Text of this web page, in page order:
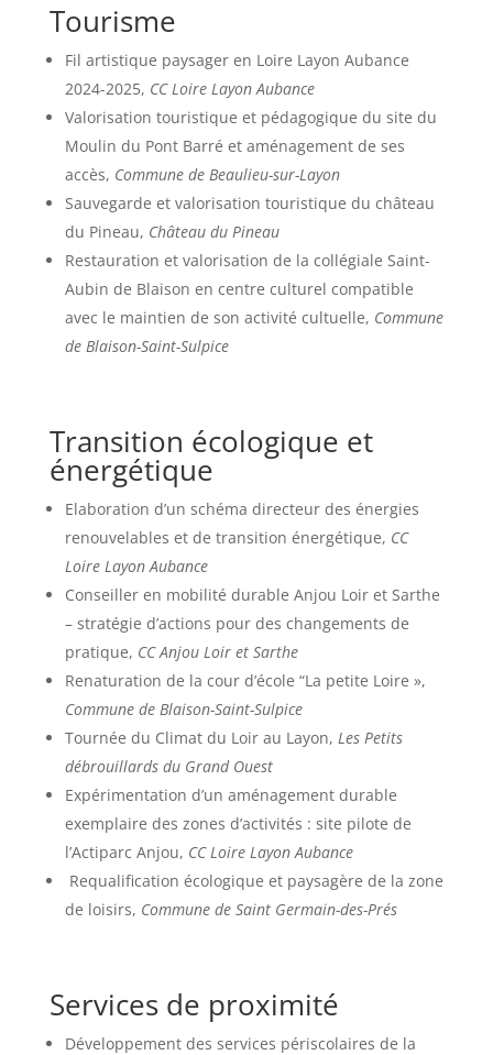
Tourisme
Fil artistique paysager en Loire Layon Aubance
2024-2025, CC Loire Layon Aubance
Valorisation touristique et pédagogique du site du
Moulin du Pont Barré et aménagement de ses
accès, Commune de Beaulieu-sur-Layon
Sauvegarde et valorisation touristique du château
du Pineau, Château du Pineau
Restauration et valorisation de la collégiale Saint-
Aubin de Blaison en centre culturel compatible
avec le maintien de son activité cultuelle, Commune
de Blaison-Saint-Sulpice
Transition écologique et
énergétique
Elaboration d’un schéma directeur des énergies
renouvelables et de transition énergétique, CC
Loire Layon Aubance
Conseiller en mobilité durable Anjou Loir et Sarthe
– stratégie d’actions pour des changements de
pratique, CC Anjou Loir et Sarthe
Renaturation de la cour d’école “La petite Loire »,
Commune de Blaison-Saint-Sulpice
Tournée du Climat du Loir au Layon, Les Petits
débrouillards du Grand Ouest
Expérimentation d’un aménagement durable
exemplaire des zones d’activités : site pilote de
l’Actiparc Anjou, CC Loire Layon Aubance
Requalification écologique et paysagère de la zone
de loisirs, Commune de Saint Germain-des-Prés
Services de proximité
Développement des services périscolaires de la